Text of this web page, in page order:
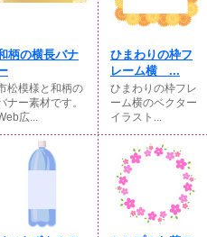
柄の横長バナ
松模様と和柄の
ナー素材です。
広...
ひまわりの枠フ
レーム横 ...
ひまわりの枠フレ
ーム横のベクター
イラスト...